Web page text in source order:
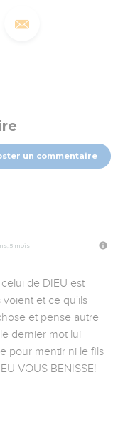
un commentaire
5 mois
de DIEU est
voient et ce qu'ils
et pense autre
dernier mot lui
pour mentir ni le fils
VOUS BENISSE!